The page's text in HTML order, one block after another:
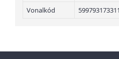
Vonalkód